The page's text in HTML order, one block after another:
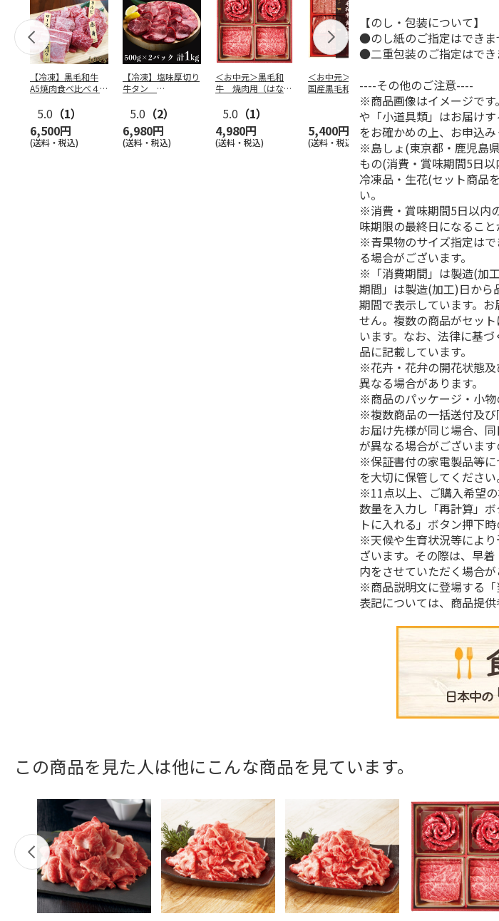
【冷凍】黒毛和牛
A5焼肉食べ比べ４種
5.0 （1）
6,500円
(送料・税込)
【冷凍】塩味厚切り
牛タン
kg5.0 （2）
6,980円
(送料・税込)
＜お中元＞黒毛和
牛 焼肉用（はなも
5.0 （1）
4,980円
(送料・税込)
＜お中元＞【冷凍】
国産黒毛和牛 焼肉
5,400円
(送料・税込)
鹿児島県産黒毛和
牛 カタ肉焼肉用
（４２０
…
4,300円
(送料・税込) (
【のし・包装について】
●のし紙のご指定はできま
●二重包装のご指定はでき
----その他のご注意----
※商品画像はイメージで
や「小道具類」はお届け
をお確かめの上、お申込み
※島しょ(東京都・鹿児島
もの(消費・賞味期間5日
冷凍品・生花(セット商品
い。
※消費・賞味期間5日以内
味期限の最終日になるこ
※青果物のサイズ指定は
る場合がございます。
※「消費期間」は製造(加
期間」は製造(加工)日から
期間で表示しています。
せん。複数の商品がセッ
います。なお、法律に基
品に記載しています。
※花卉・花弁の開花状態
異なる場合があります。
※商品のパッケージ・小物
※複数商品の一括送付及
お届け先様が同じ場合、
が異なる場合がございま
※保証書付の家電製品等
を大切に保管してくださ
※11点以上、ご購入希望
数量を入力し「再計算」
トに入れる」ボタン押下
※天候や生育状況等によ
ざいます。その際は、早
内をさせていただく場合が
※商品説明文に登場する
表記については、商品提供
この商品を見た人は他にこんな商品を見ています。